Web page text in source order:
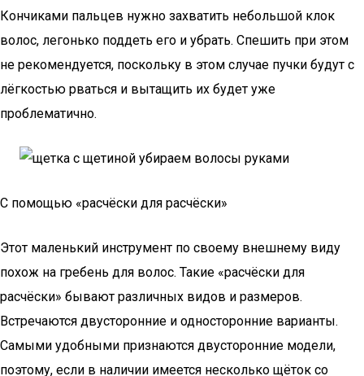
Кончиками пальцев нужно захватить небольшой клок
волос, легонько поддеть его и убрать. Спешить при этом
не рекомендуется, поскольку в этом случае пучки будут с
лёгкостью рваться и вытащить их будет уже
проблематично.
С помощью «расчёски для расчёски»
Этот маленький инструмент по своему внешнему виду
похож на гребень для волос. Такие «расчёски для
расчёски» бывают различных видов и размеров.
Встречаются двусторонние и односторонние варианты.
Самыми удобными признаются двусторонние модели,
поэтому, если в наличии имеется несколько щёток со